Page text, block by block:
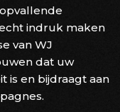
indruk maken
van WJ
dat uw
is en bijdraagt aan